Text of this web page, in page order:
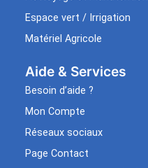
Espace vert / Irrigation
Matériel Agricole
Aide & Services​
Besoin d’aide ?
Mon Compte
Réseaux sociaux
Page Contact